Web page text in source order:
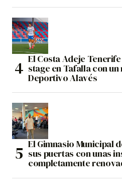
El Costa Adeje
stage en Tafalla con
Deportivo Alavés
El Gimnasio Municipal
sus puertas con unas
completamente